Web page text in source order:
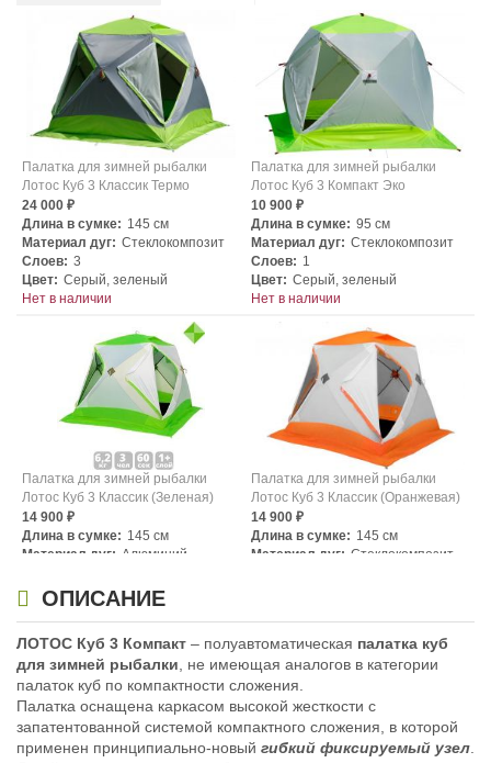
Палатка для зимней рыбалки
Лотос Куб 3 Классик Термо
24 000 ₽
Длина в сумке: 145 см
Материал дуг: Стеклокомпозит
Слоев: 3
Цвет: Серый, зеленый
Нет в наличии
Палатка для зимней рыбалки
Лотос Куб 3 Компакт Эко
10 900 ₽
Длина в сумке: 95 см
Материал дуг: Стеклокомпозит
Слоев: 1
Цвет: Серый, зеленый
Нет в наличии
Палатка для зимней рыбалки
Лотос Куб 3 Классик (Зеленая)
14 900 ₽
Длина в сумке: 145 см
Материал дуг: Алюминий
Цвет:Серый, зеленый
Нет в наличии
Палатка для зимней рыбалки
Лотос Куб 3 Классик (Оранжевая)
14 900 ₽
Длина в сумке: 145 см
Материал дуг: Стеклокомпозит
ОПИСАНИЕ
ЛОТОС Куб 3 Компакт – полуавтоматическая палатка куб
для зимней рыбалки , не имеющая аналогов в категории
палаток куб по компактности сложения.
Палатка оснащена каркасом высокой жесткости с
запатентованной системой компактного сложения, в которой
применен принципиально-новый гибкий фиксируемый узел